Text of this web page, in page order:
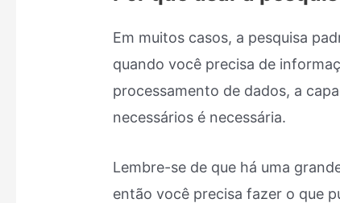
Em muitos casos, a pesquisa
quando você precisa de
processamento de dados, a
necessários é necessária.
Lembre-se de que há uma
então você precisa fazer o que